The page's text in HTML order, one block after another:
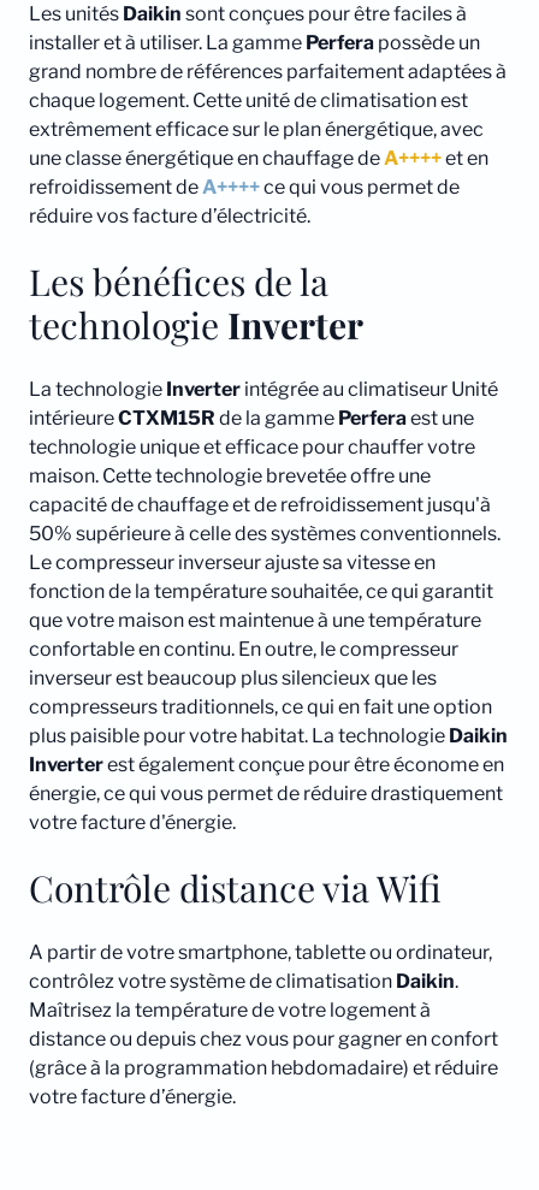
Les unités Daikin sont conçues pour être faciles à
installer et à utiliser. La gamme Perfera possède un
grand nombre de références parfaitement adaptées à
chaque logement. Cette unité de climatisation est
extrêmement efficace sur le plan énergétique, avec
une classe énergétique en chauffage de A++++et en
refroidissement de A++++ce qui vous permet de
réduire vos facture d’électricité.
Les bénéfices de la
technologie Inverter
La technologie Inverter intégrée au climatiseur Unité
intérieureCTXM15R de la gamme Perferaest une
technologie unique et efficace pour chauffer votre
maison. Cette technologie brevetée offre une
capacité de chauffage et de refroidissement jusqu'à
50% supérieure à celle des systèmes conventionnels.
Le compresseur inverseur ajuste sa vitesse en
fonction de la température souhaitée, ce qui garantit
que votre maison est maintenue à une température
confortable en continu. En outre, le compresseur
inverseur est beaucoup plus silencieux que les
compresseurs traditionnels, ce qui en fait une option
plus paisible pour votre habitat. La technologie Daikin
Inverterest également conçue pour être économe en
énergie, ce qui vous permet de réduire drastiquement
votre facture d'énergie.
Contrôle distance via Wifi
A partir de votre smartphone, tablette ou ordinateur,
contrôlez votre système de climatisation Daikin.
Maîtrisez la température de votre logement à
distance ou depuis chez vous pour gagner en confort
(grâce à la programmation hebdomadaire) et réduire
votre facture d’énergie.